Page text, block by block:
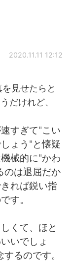
2020.11.11 12:12
見せたらと
だけれど、
すぎて"こい
ょう"と懐疑
械的に"かわ
のは退屈だか
れば鋭い指
す。
くて、ほと
いでしょ
るのです。